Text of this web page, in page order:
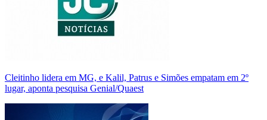
Cleitinho lidera em MG, e Kalil, Patrus e Simões empatam em 2º
lugar, aponta pesquisa Genial/Quaest